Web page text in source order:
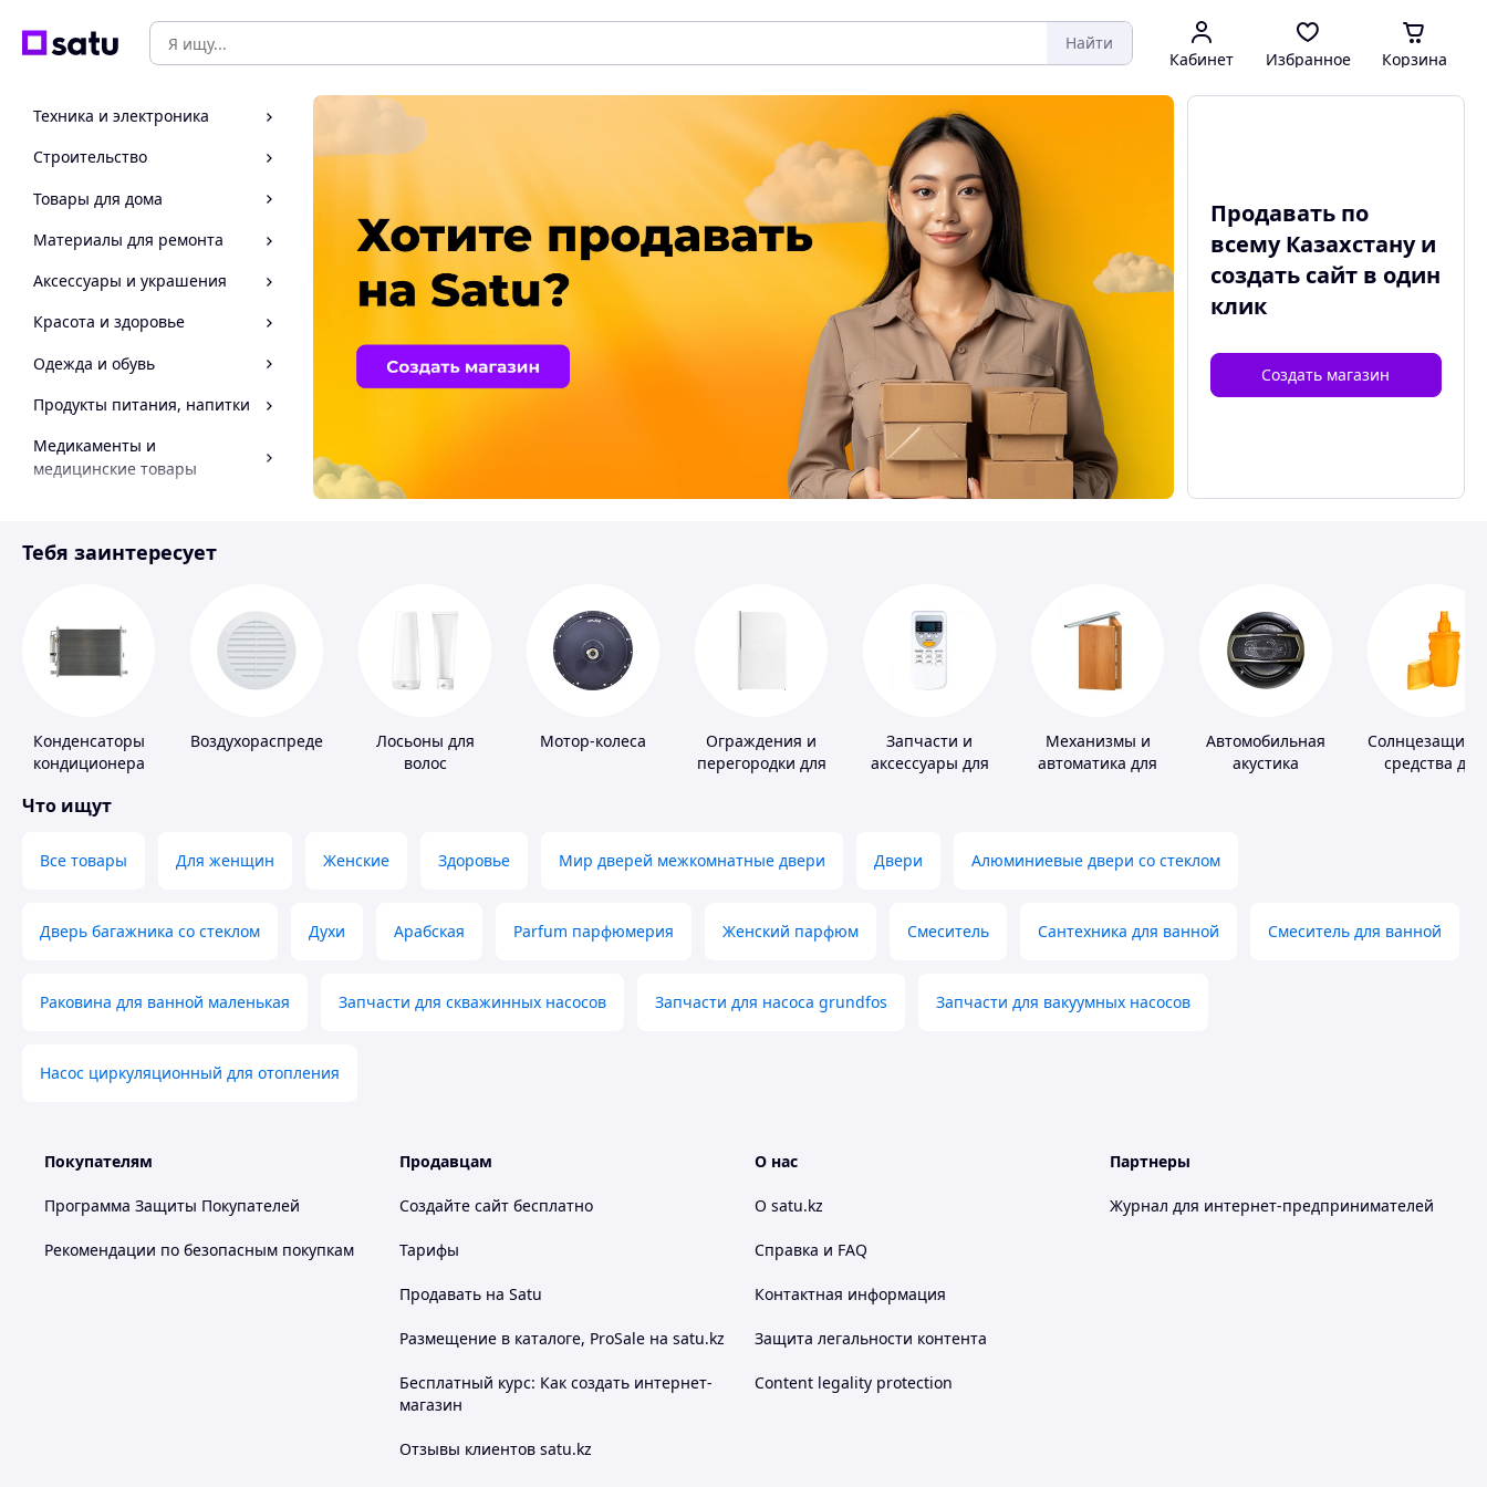
Найти
Кабинет Избранное Корзина
Техника и электроника
Строительство
Товары для дома
Материалы для ремонта
Аксессуары и украшения
Красота и здоровье
Одежда и обувь
Продукты питания, напитки
Медикаменты и
медицинские товары
Инструмент
Продавать по
всему Казахстану и
создать сайтв один
клик
Создать магазин
Тебя заинтересует
Конденсаторы
кондиционера
ВоздухораспределителиЛосьоны для
волос
Мотор-колеса
Ограждения и
перегородки для
Запчасти и
аксессуары для
Механизмы и
автоматика для
Автомобильная
акустика
средства для
Что ищут
Все товары Для женщин Женские Здоровье Мир дверей межкомнатные двери Двери Алюминиевые двери со стеклом
Дверь багажника со стеклом Духи Арабская Parfum парфюмерия Женский парфюм Смеситель Сантехника для ванной Смеситель для ванной
Раковина для ванной маленькая Запчасти для скважинных насосов Запчасти для насоса grundfos Запчасти для вакуумных насосов
Насос циркуляционный для отопления
Покупателям
Программа Защиты Покупателей
Рекомендации по безопасным покупкам
Продавцам
Создайте сайт бесплатно
Тарифы
Продавать на Satu
Размещение в каталоге, ProSale на satu.kz
Бесплатный курс: Как создать интернет-
магазин
Отзывы клиентов satu.kz
О нас
О satu.kz
Справка и FAQ
Контактная информация
Защита легальности контента
Content legality protection
Партнеры
Журнал для интернет-предпринимателей